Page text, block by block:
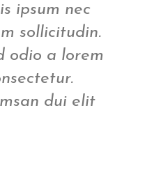
ipsum nec
sollicitudin.
odio a lorem
dui elit